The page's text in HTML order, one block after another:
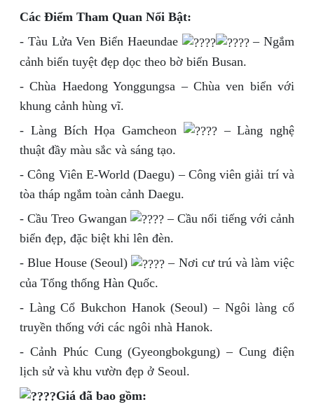
Các Điểm Tham Quan Nổi Bật:
- Tàu Lửa Ven Biển Haeundae
– Ngắm
cảnh biển tuyệt đẹp dọc theo bờ biển Busan.
- Chùa Haedong Yonggungsa – Chùa ven biển với
khung cảnh hùng vĩ.
- Làng Bích Họa Gamcheon
– Làng nghệ
thuật đầy màu sắc và sáng tạo.
- Công Viên E-World (Daegu) – Công viên giải trí và
tòa tháp ngắm toàn cảnh Daegu.
- Cầu Treo Gwangan
– Cầu nổi tiếng với cảnh
biển đẹp, đặc biệt khi lên đèn.
- Blue House (Seoul)
– Nơi cư trú và làm việc
của Tổng thống Hàn Quốc.
- Làng Cổ Bukchon Hanok (Seoul) – Ngôi làng cổ
truyền thống với các ngôi nhà Hanok.
- Cảnh Phúc Cung (Gyeongbokgung) – Cung điện
lịch sử và khu vườn đẹp ở Seoul.
Giá đã bao gồm: